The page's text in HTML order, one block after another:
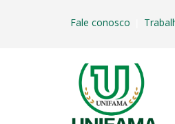
Fale conosco